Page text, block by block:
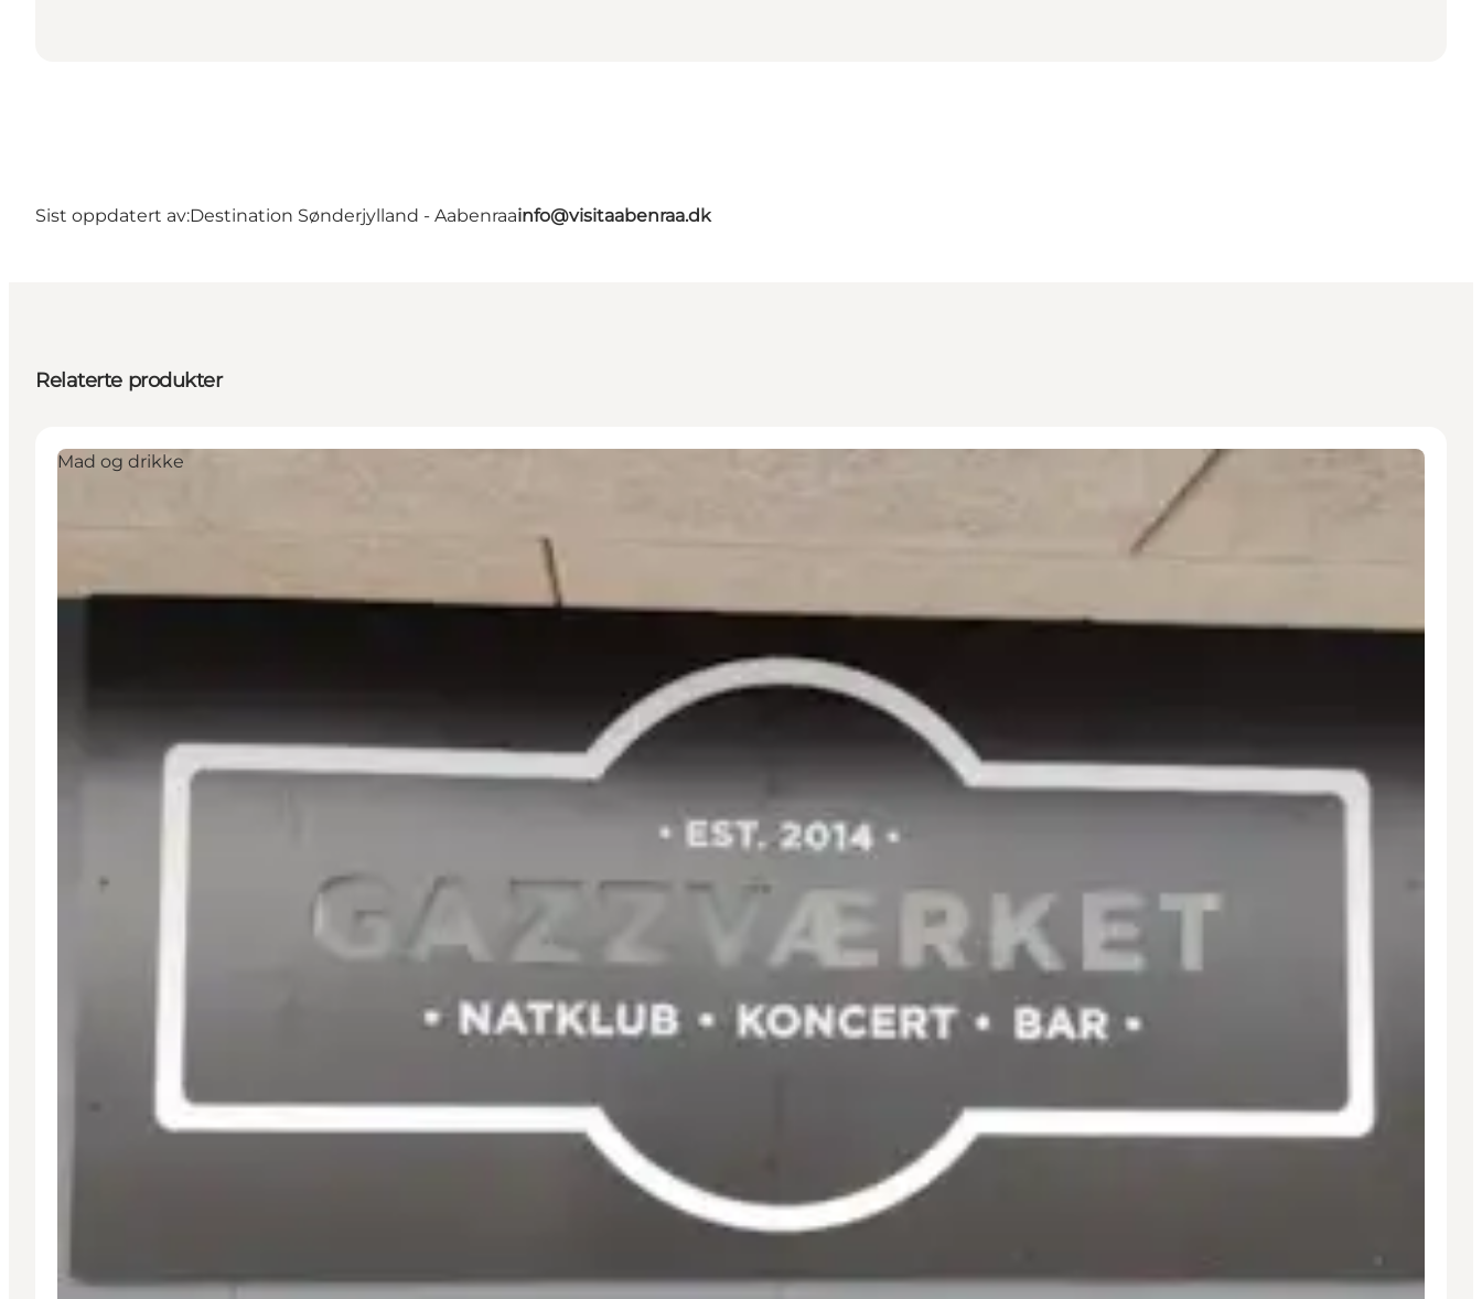
Sist oppdatert av:Destination Sønderjylland - Aabenraainfo@visitaabenraa.dk
Relaterte produkter
Mad og drikke